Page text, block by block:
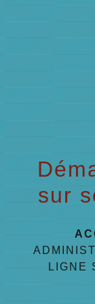
sur
LIGNE